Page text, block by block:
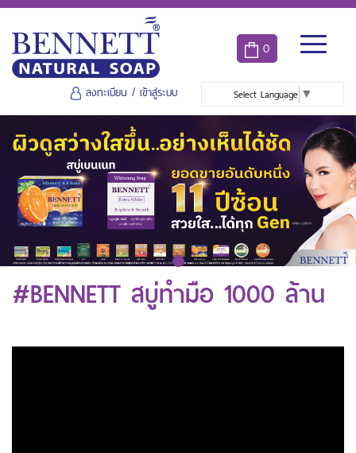
0
ลงทะเบียน / เข้าสู่ระบบ Select Language ▼
#BENNETT สบู่ทำมือ 1000 ล้าน